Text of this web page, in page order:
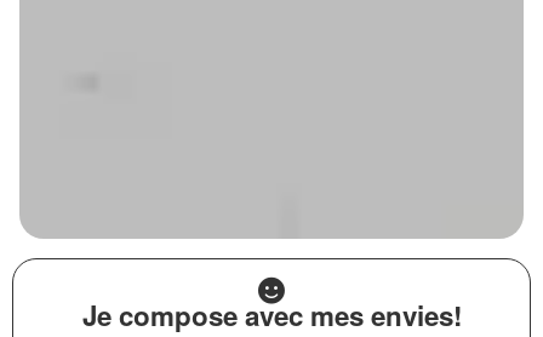
Je compose avec mes envies!